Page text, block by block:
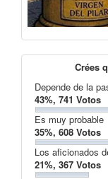
Crées
Depende de la
43%, 741 Votos
Es muy probable
35%, 608 Votos
Los aficionados
21%, 367 Votos